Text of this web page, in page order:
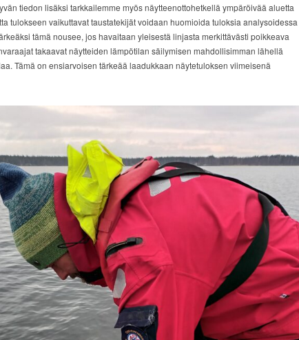
tiedon lisäksi tarkkailemme myös näytteenottohetkellä ympäröivää aluetta
tulokseen vaikuttavat taustatekijät voidaan huomioida tuloksia analysoidessa
tämä nousee, jos havaitaan yleisestä linjasta merkittävästi poikkeava
takaavat näytteiden lämpötilan säilymisen mahdollisimman lähellä
Tämä on ensiarvoisen tärkeää laadukkaan näytetuloksen viimeisenä